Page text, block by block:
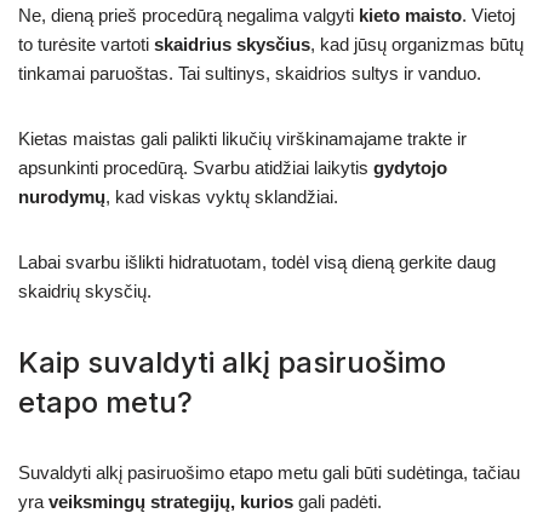
Ne, dieną prieš procedūrą negalima valgyti kieto maisto. Vietoj
to turėsite vartoti skaidrius skysčius, kad jūsų organizmas būtų
tinkamai paruoštas. Tai sultinys, skaidrios sultys ir vanduo.
Kietas maistas gali palikti likučių virškinamajame trakte ir
apsunkinti procedūrą. Svarbu atidžiai laikytis gydytojo
nurodymų, kad viskas vyktų sklandžiai.
Labai svarbu išlikti hidratuotam, todėl visą dieną gerkite daug
skaidrių skysčių.
Kaip suvaldyti alkį pasiruošimo
etapo metu?
Suvaldyti alkį pasiruošimo etapo metu gali būti sudėtinga, tačiau
yra veiksmingų strategijų, kurios gali padėti.